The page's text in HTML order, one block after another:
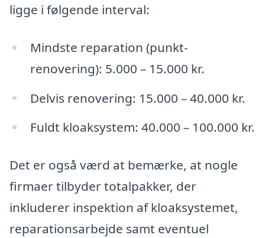
ligge i følgende interval:
Mindste reparation (punkt-
renovering): 5.000 – 15.000 kr.
Delvis renovering: 15.000 – 40.000 kr.
Fuldt kloaksystem: 40.000 – 100.000 kr.
Det er også værd at bemærke, at nogle
firmaer tilbyder totalpakker, der
inkluderer inspektion af kloaksystemet,
reparationsarbejde samt eventuel